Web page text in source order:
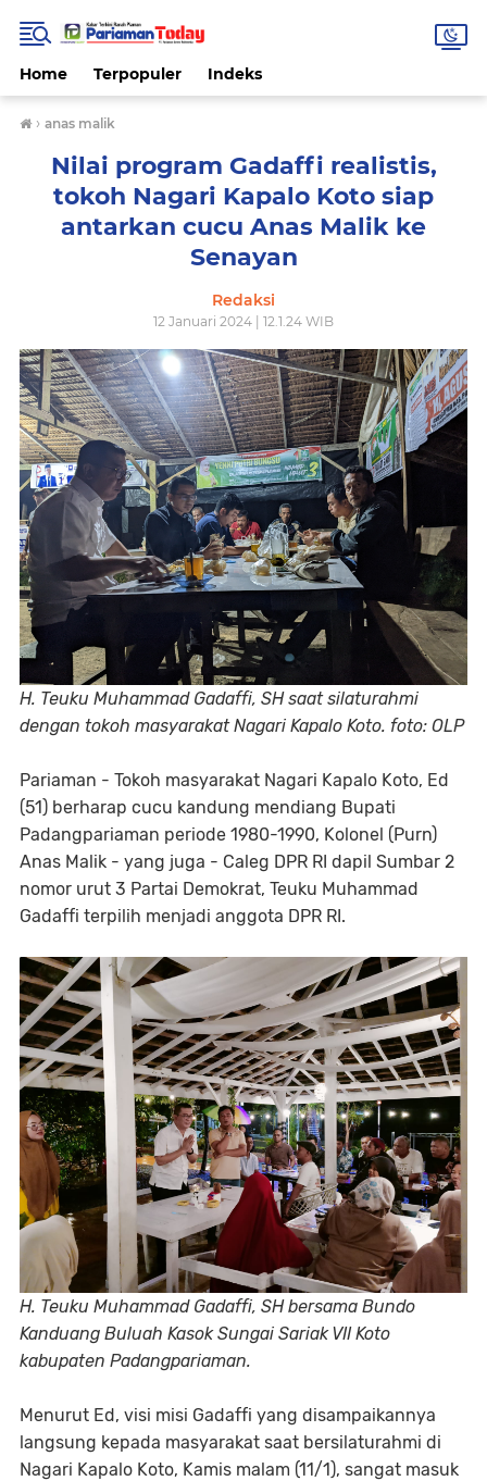
Home Terpopuler Indeks
› anas malik
Nilai program Gadaffi realistis,
tokoh Nagari Kapalo Koto siap
antarkan cucu Anas Malik ke
Senayan
Redaksi
12 Januari 2024 | 12.1.24 WIB
H. Teuku Muhammad Gadaffi, SH saat silaturahmi
dengan tokoh masyarakat Nagari Kapalo Koto. foto: OLP
Pariaman - Tokoh masyarakat Nagari Kapalo Koto, Ed
(51) berharap cucu kandung mendiang Bupati
Padangpariaman periode 1980-1990, Kolonel (Purn)
Anas Malik - yang juga - Caleg DPR RI dapil Sumbar 2
nomor urut 3 Partai Demokrat, Teuku Muhammad
Gadaffi terpilih menjadi anggota DPR RI.
H. Teuku Muhammad Gadaffi, SH bersama Bundo
Kanduang Buluah Kasok Sungai Sariak VII Koto
kabupaten Padangpariaman.
Menurut Ed, visi misi Gadaffi yang disampaikannya
langsung kepada masyarakat saat bersilaturahmi di
Nagari Kapalo Koto, Kamis malam (11/1), sangat masuk